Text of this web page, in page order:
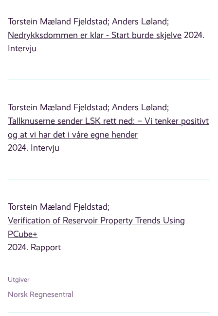
Torstein Mæland Fjeldstad; Anders Løland;
Nedrykksdommen er klar - Start burde skjelve 2024.
Intervju
Torstein Mæland Fjeldstad; Anders Løland;
Tallknuserne sender LSK rett ned: – Vi tenker positivt
og at vi har det i våre egne hender
2024. Intervju
Torstein Mæland Fjeldstad;
Verification of Reservoir Property Trends Using
PCube+
2024. Rapport
Utgiver
Norsk Regnesentral